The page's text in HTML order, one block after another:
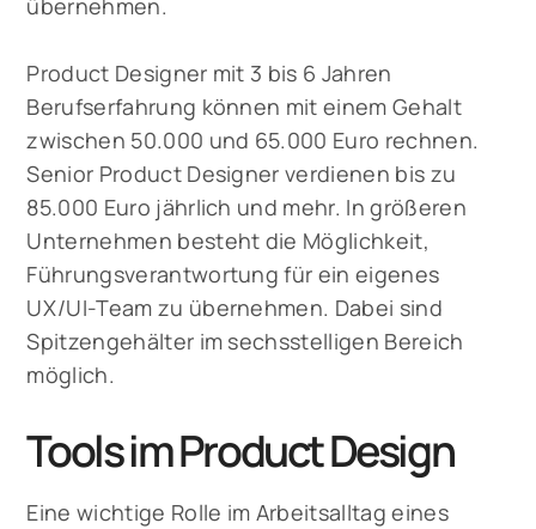
übernehmen.
Product Designer mit 3 bis 6 Jahren
Berufserfahrung können mit einem Gehalt
zwischen 50.000 und 65.000 Euro rechnen.
Senior Product Designer verdienen bis zu
85.000 Euro jährlich und mehr. In größeren
Unternehmen besteht die Möglichkeit,
Führungsverantwortung für ein eigenes
UX/UI-Team zu übernehmen. Dabei sind
Spitzengehälter im sechsstelligen Bereich
möglich.
Tools im Product Design
Eine wichtige Rolle im Arbeitsalltag eines